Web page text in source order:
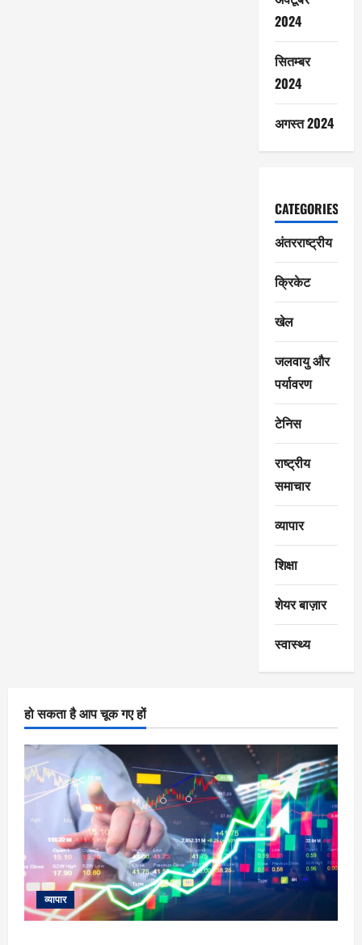
2024
सितम्बर
2024
अगस्त 2024
CATEGORIES
अंतरराष्ट्रीय
क्रिकेट
खेल
जलवायु और
पर्यावरण
टेनिस
राष्ट्रीय
समाचार
व्यापार
शिक्षा
शेयर बाज़ार
स्वास्थ्य
हो सकता है आप चूक गए हों
व्यापार